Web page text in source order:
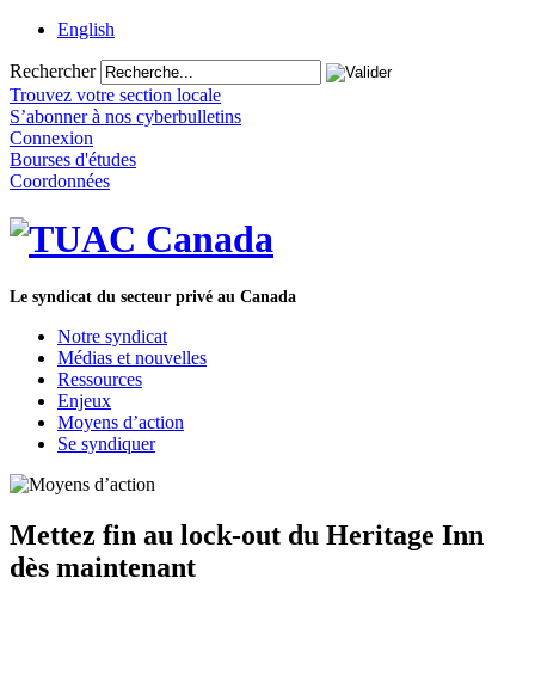
English
Rechercher
Trouvez votre section locale
S’abonner à nos cyberbulletins
Connexion
Bourses d'études
Coordonnées
Le syndicat du secteur privé au Canada
Notre syndicat
Médias et nouvelles
Ressources
Enjeux
Moyens d’action
Se syndiquer
Mettez fin au lock-out du Heritage Inn
dès maintenant